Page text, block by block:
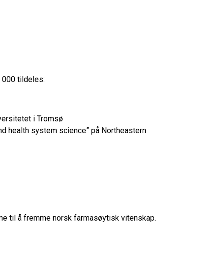
tildeles:
i Tromsø
health system science” på Northeastern
til å fremme norsk farmasøytisk vitenskap.